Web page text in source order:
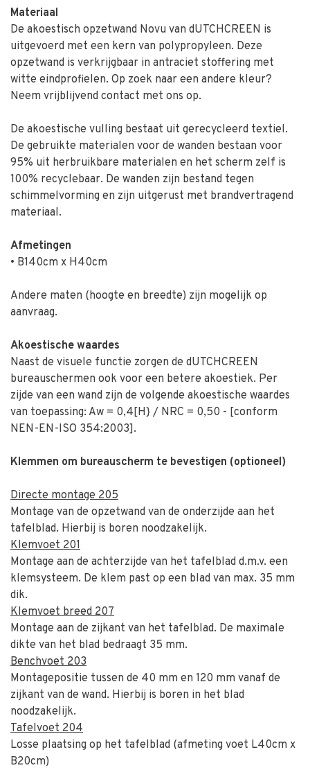
Materiaal
De akoestisch opzetwand Novu van dUTCHCREEN is
uitgevoerd met een kern van polypropyleen. Deze
opzetwand is verkrijgbaar in antraciet stoffering met
witte eindprofielen. Op zoek naar een andere kleur?
Neem vrijblijvend contact met ons op.
De akoestische vulling bestaat uit gerecycleerd textiel.
De gebruikte materialen voor de wanden bestaan voor
95% uit herbruikbare materialen en het scherm zelf is
100% recyclebaar. De wanden zijn bestand tegen
schimmelvorming en zijn uitgerust met brandvertragend
materiaal.
Afmetingen
• B140cm x H40cm
Andere maten (hoogte en breedte) zijn mogelijk op
aanvraag.
Akoestische waardes
Naast de visuele functie zorgen de dUTCHCREEN
bureauschermen ook voor een betere akoestiek. Per
zijde van een wand zijn de volgende akoestische waardes
van toepassing: Aw = 0,4[H} / NRC = 0,50 - [conform
NEN-EN-ISO 354:2003].
Klemmen om bureauscherm te bevestigen (optioneel)
Directe montage 205
Montage van de opzetwand van de onderzijde aan het
tafelblad. Hierbij is boren noodzakelijk.
Klemvoet 201
Montage aan de achterzijde van het tafelblad d.m.v. een
klemsysteem. De klem past op een blad van max. 35 mm
dik.
Klemvoet breed 207
Montage aan de zijkant van het tafelblad. De maximale
dikte van het blad bedraagt 35 mm.
Benchvoet 203
Montagepositie tussen de 40 mm en 120 mm vanaf de
zijkant van de wand. Hierbij is boren in het blad
noodzakelijk.
Tafelvoet 204
Losse plaatsing op het tafelblad (afmeting voet L40cm x
B20cm)